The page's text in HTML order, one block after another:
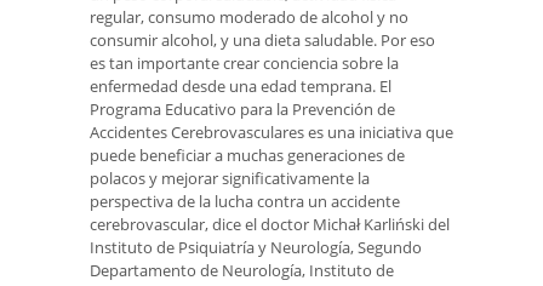
regular, consumo moderado de alcohol y no
consumir alcohol, y una dieta saludable. Por eso
es tan importante crear conciencia sobre la
enfermedad desde una edad temprana. El
Programa Educativo para la Prevención de
Accidentes Cerebrovasculares es una iniciativa que
puede beneficiar a muchas generaciones de
polacos y mejorar significativamente la
perspectiva de la lucha contra un accidente
cerebrovascular, dice el doctor Michał Karliński del
Instituto de Psiquiatría y Neurología, Segundo
Departamento de Neurología, Instituto de